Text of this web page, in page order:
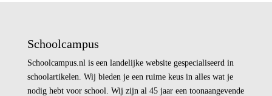
Schoolcampus
Schoolcampus.nl is een landelijke website gespecialiseerd in
schoolartikelen. Wij bieden je een ruime keus in alles wat je
nodig hebt voor school. Wij zijn al 45 jaar een toonaangevende